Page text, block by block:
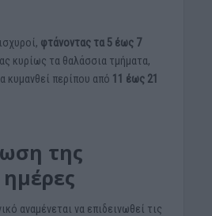
φτάνοντας τα 5 έως 7
κυρίως τα θαλάσσια τμήματα,
κυμανθεί περίπου από 11 έως 21
της
αναμένεται να επιδεινωθεί τις